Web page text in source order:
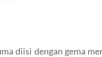
diisi dengan gema